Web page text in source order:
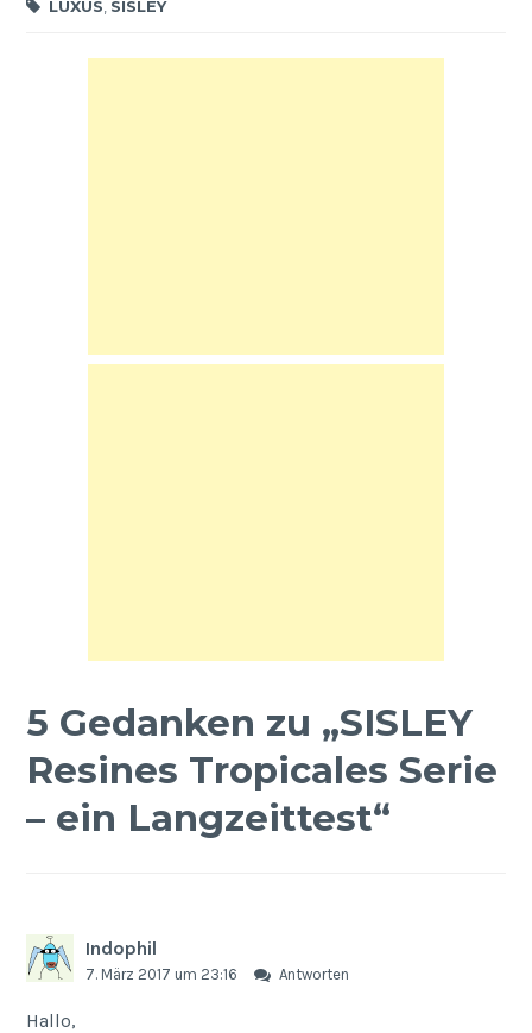
LUXUS, SISLEY
5 Gedanken zu „SISLEY
Resines Tropicales Serie
– ein Langzeittest“
Indophil
7. März 2017 um 23:16 Antworten
Hallo,